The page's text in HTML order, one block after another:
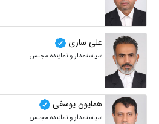
علی ساری
سیاستمدار و نماینده مجلس
همایون یوسفی
سیاستمدار و نماینده مجلس